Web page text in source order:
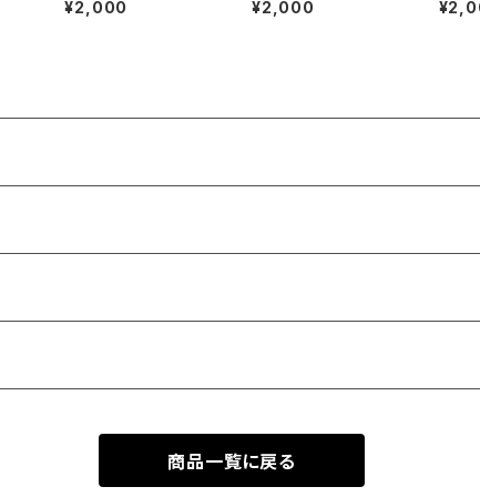
¥2,000 ¥2,000
商品一覧に戻る